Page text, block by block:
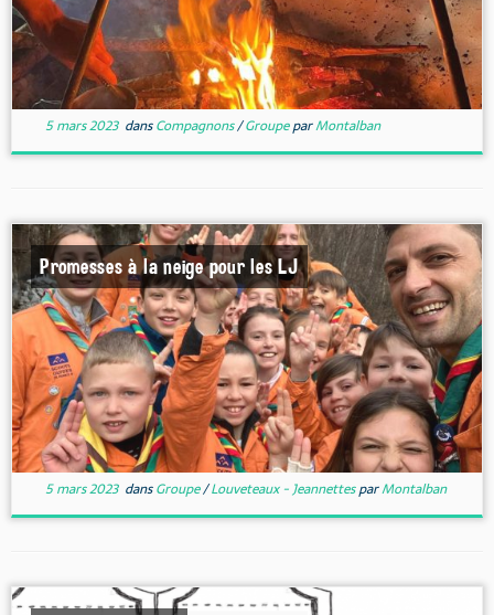
5 mars 2023dansCompagnons/GroupeparMontalban
Promesses à la neige pour les LJ
5 mars 2023dansGroupe/Louveteaux - JeannettesparMontalban